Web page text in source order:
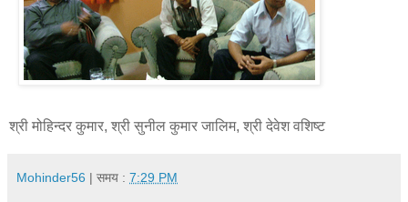
श्री मोहिन्दर कुमार, श्री सुनील कुमार जालिम, श्री देवेश वशिष्ट
Mohinder56 | समय : 7:29 PM